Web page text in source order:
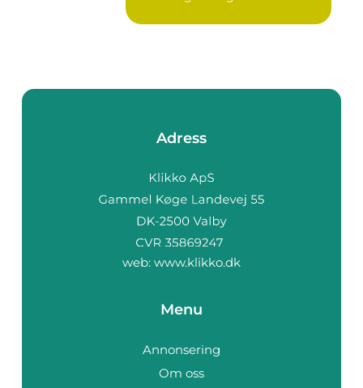
Adress
web: www.klikko.dk
Menu
Annonsering
Om oss